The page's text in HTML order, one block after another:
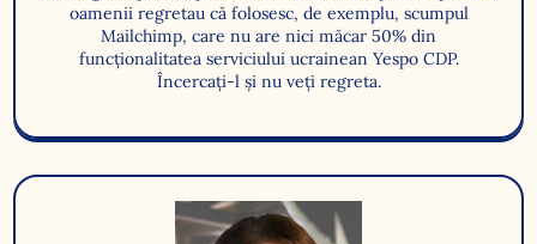
oamenii regretau că folosesc, de exemplu, scumpul
Mailchimp, care nu are nici măcar 50% din
funcționalitatea serviciului ucrainean Yespo CDP.
Încercați-l și nu veți regreta.